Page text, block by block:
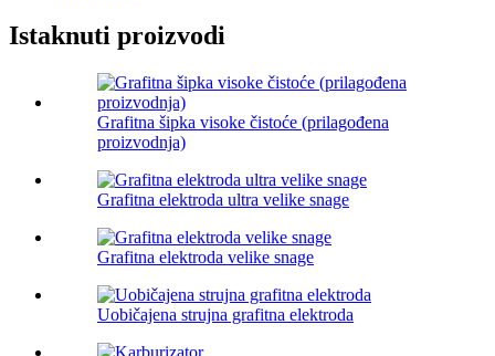
Istaknuti proizvodi
Grafitna šipka visoke čistoće (prilagođena
proizvodnja)
Grafitna elektroda ultra velike snage
Grafitna elektroda velike snage
Uobičajena strujna grafitna elektroda